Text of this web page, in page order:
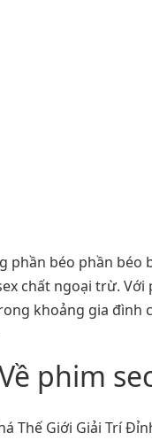
phần béo phần
chất ngoại trừ.
khoảng gia đình
phim